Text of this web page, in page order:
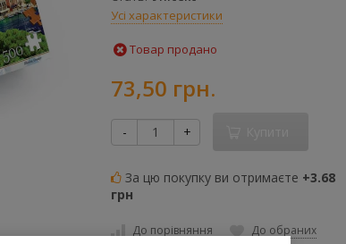
Усі характеристики
Товар продано
73,50 грн.
- +
За цю покупку ви отримаєте +3.68
грн
До порівняння До обраних